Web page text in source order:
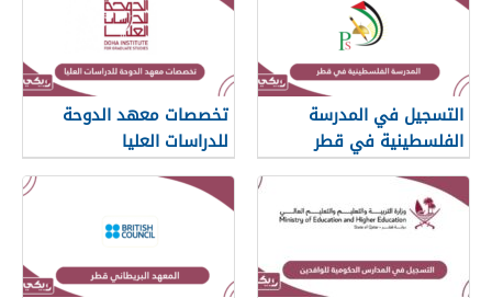
التسجيل في المدرسة
الفلسطينية في قطر
تخصصات معهد الدوحة
للدراسات العليا